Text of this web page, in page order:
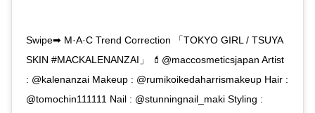
Swipe➡︎ M·A·C Trend Correction 「TOKYO GIRL / TSUYA
SKIN #MACKALENANZAI」 💄@maccosmeticsjapan Artist
: @kalenanzai Makeup : @rumikoikedaharrismakeup Hair :
@tomochin111111 Nail : @stunningnail_maki Styling :